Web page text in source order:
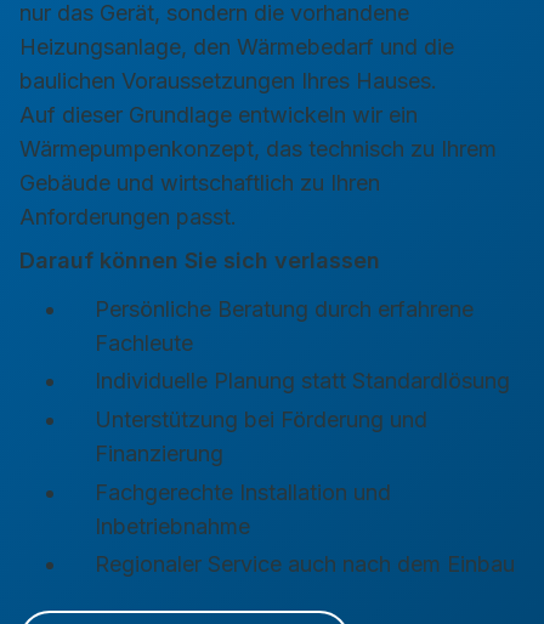
nur das Gerät, sondern die vorhandene
Heizungsanlage, den Wärmebedarf und die
baulichen Voraussetzungen Ihres Hauses.
Auf dieser Grundlage entwickeln wir ein
Wärmepumpenkonzept, das technisch zu Ihrem
Gebäude und wirtschaftlich zu Ihren
Anforderungen passt.
Darauf können Sie sich verlassen
Persönliche Beratung durch erfahrene
Fachleute
Individuelle Planung statt Standardlösung
Unterstützung bei Förderung und
Finanzierung
Fachgerechte Installation und
Inbetriebnahme
Regionaler Service auch nach dem Einbau